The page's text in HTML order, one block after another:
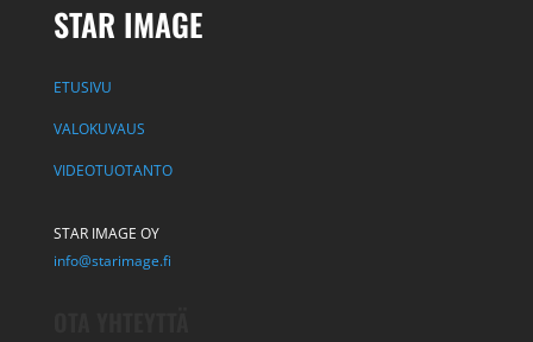
STAR IMAGE
ETUSIVU
VALOKUVAUS
VIDEOTUOTANTO
STAR IMAGE OY
info@starimage.fi